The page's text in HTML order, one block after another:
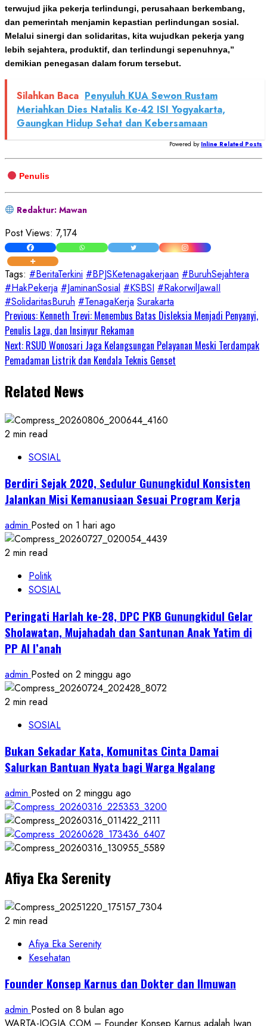
terwujud jika pekerja terlindungi, perusahaan berkembang,
dan pemerintah menjamin kepastian perlindungan sosial.
Melalui sinergi dan solidaritas, kita wujudkan pekerja yang
lebih sejahtera, produktif, dan terlindungi sepenuhnya,”
demikian penegasan dalam forum tersebut.
Silahkan Baca Penyuluh KUA Sewon Rustam
Meriahkan Dies Natalis Ke-42 ISI Yogyakarta,
Gaungkan Hidup Sehat dan Kebersamaan
Powered by Inline Related Posts
Penulis
Redaktur: Mawan
Post Views: 7,174
Tags: #BeritaTerkini #BPJSKetenagakerjaan #BuruhSejahtera
#HakPekerja #JaminanSosial #KSBSI #RakorwilJawaII
#SolidaritasBuruh #TenagaKerja Surakarta
Continue
Reading
Previous: Kenneth Trevi: Menembus Batas Disleksia Menjadi Penyanyi,
Penulis Lagu, dan Insinyur Rekaman
Next: RSUD Wonosari Jaga Kelangsungan Pelayanan Meski Terdampak
Pemadaman Listrik dan Kendala Teknis Genset
Related News
2 min read
SOSIAL
Berdiri Sejak 2020, Sedulur Gunungkidul Konsisten
Jalankan Misi Kemanusiaan Sesuai Program Kerja
admin Posted on 1 hari ago
2 min read
Politik
SOSIAL
Peringati Harlah ke-28, DPC PKB Gunungkidul Gelar
Sholawatan, Mujahadah dan Santunan Anak Yatim di
PP Al I’anah
admin Posted on 2 minggu ago
2 min read
SOSIAL
Bukan Sekadar Kata, Komunitas Cinta Damai
Salurkan Bantuan Nyata bagi Warga Ngalang
admin Posted on 2 minggu ago
Afiya Eka Serenity
2 min read
Afiya Eka Serenity
Kesehatan
Founder Konsep Karnus dan Dokter dan Ilmuwan
admin Posted on 8 bulan ago